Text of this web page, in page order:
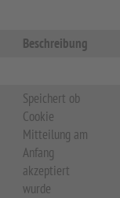
Beschreibung
Speichert ob
Cookie
Mitteilung am
Anfang
akzeptiert
wurde